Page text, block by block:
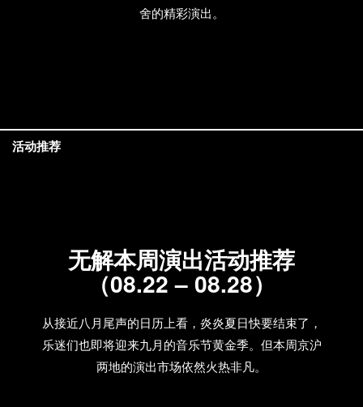
舍的精彩演出。
无解本周演出活动推荐
（08.22 – 08.28）
从接近八月尾声的日历上看，炎炎夏日快要结束了，
乐迷们也即将迎来九月的音乐节黄金季。但本周京沪
两地的演出市场依然火热非凡。
活动推荐